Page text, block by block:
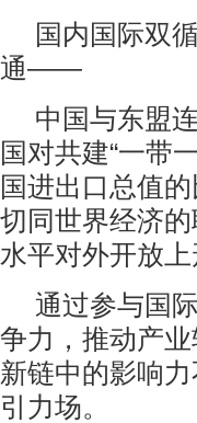
国内国际双
通——
中国与东盟
国对共建“一带
国进出口总值
切同世界经济
水平对外开放上
通过参与国
争力，推动产
新链中的影响
引力场。